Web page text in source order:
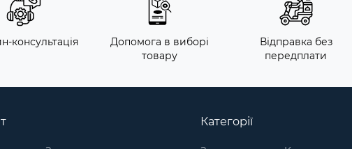
консультація
Допомога в виборі
товару
Відправка без
передплати
Категорії